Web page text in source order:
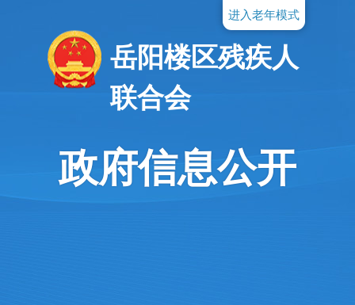
进入老年模式
岳阳楼区残疾人
联合会
政府信息公开